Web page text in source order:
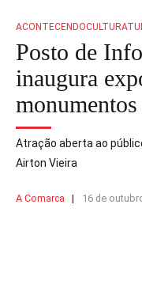
ACONTECENDOCULTURA
Posto de
inaugura
Atração aberta ao
Airton Vieira
A Comarca 16 de